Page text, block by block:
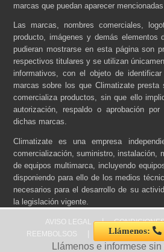
marcas que puedan aparecer
Las marcas, nombres comerciales,
producto, imágenes y demás elementos
pudieran mostrarse en esta página son
respectivos titulares y se utilizan
informativos, con el objeto de
marcas sobre los que Climatizate presta
comercializa productos, sin que ello
autorización, respaldo o aprobación
dichas marcas.
Climatizate es una empresa
comercialización, suministro, instalación,
de equipos multimarca, incluyendo
disponiendo para ello de los medios
necesarios para el desarrollo de su
la legislación vigente.
AVISO LEGAL |
REEMBOLSOS POLÍTICA DE
Llámenos:
Llámenos e informese